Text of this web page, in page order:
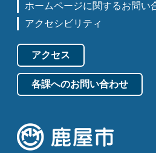
ホームページに関するお問い
アクセシビリティ
アクセス
各課へのお問い合わせ